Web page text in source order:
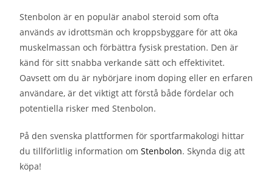
Stenbolon är en populär anabol steroid som ofta
används av idrottsmän och kroppsbyggare för att öka
muskelmassan och förbättra fysisk prestation. Den är
känd för sitt snabba verkande sätt och effektivitet.
Oavsett om du är nybörjare inom doping eller en erfaren
användare, är det viktigt att förstå både fördelar och
potentiella risker med Stenbolon.
På den svenska plattformen för sportfarmakologi hittar
du tillförlitlig information omStenbolon. Skynda dig att
köpa!